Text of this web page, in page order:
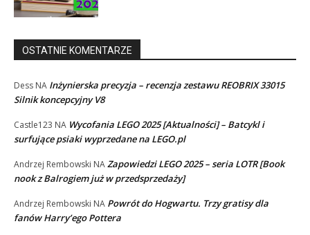
OSTATNIE KOMENTARZE
Dess NA Inżynierska precyzja – recenzja zestawu REOBRIX 33015
Silnik koncepcyjny V8
Castle123 NA Wycofania LEGO 2025 [Aktualności] – Batcykl i
surfujące psiaki wyprzedane na LEGO.pl
Andrzej Rembowski NAZapowiedzi LEGO 2025 – seria LOTR [Book
nook z Balrogiem już w przedsprzedaży]
Andrzej Rembowski NA Powrót do Hogwartu. Trzy gratisy dla
fanów Harry’ego Pottera